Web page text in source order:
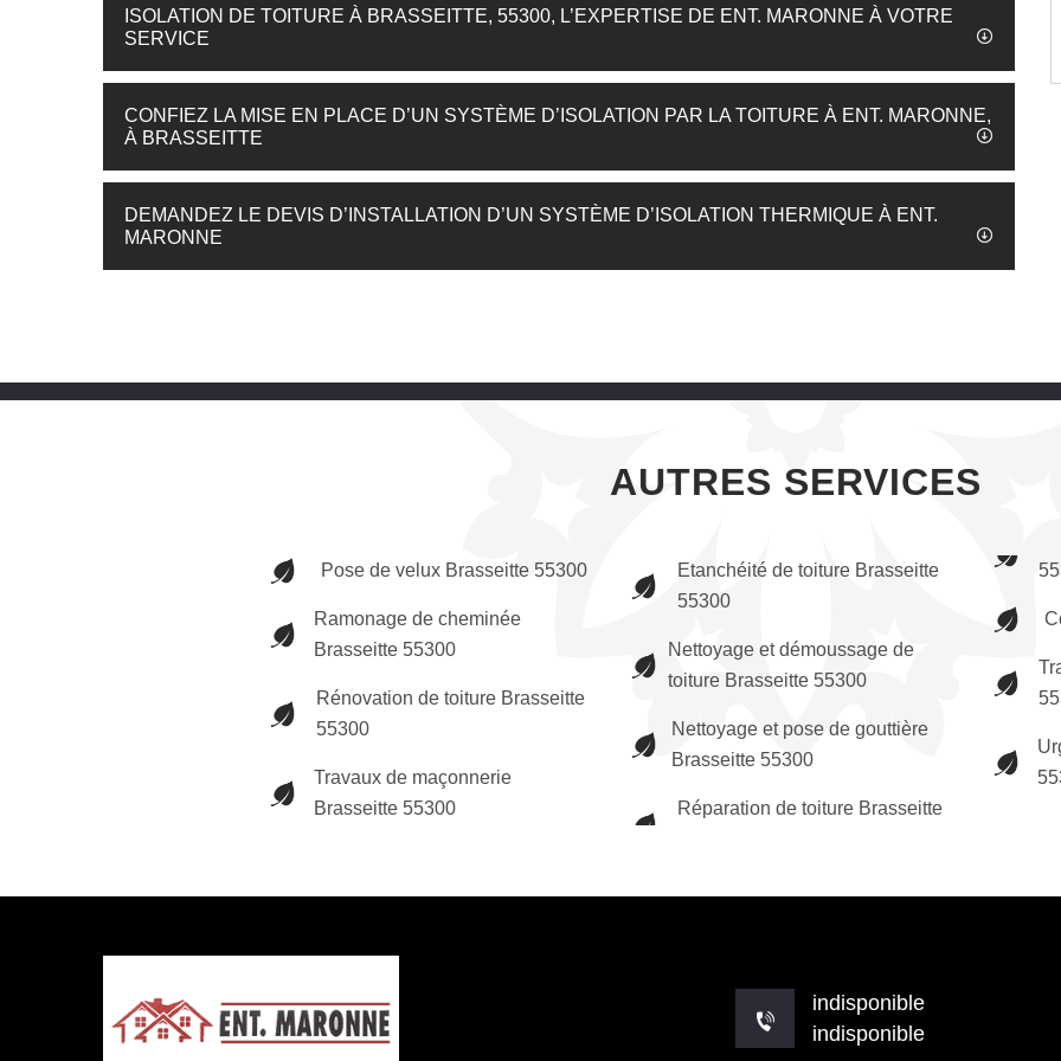
ISOLATION DE TOITURE À BRASSEITTE, 55300, L’EXPERTISE DE ENT. MARONNE À VOTRE
SERVICE
CONFIEZ LA MISE EN PLACE D’UN SYSTÈME D’ISOLATION PAR LA TOITURE À ENT. MARONNE,
À BRASSEITTE
DEMANDEZ LE DEVIS D’INSTALLATION D’UN SYSTÈME D’ISOLATION THERMIQUE À ENT.
MARONNE
AUTRES SERVICES
Pose de velux Brasseitte 55300
Ramonage de cheminée
Brasseitte 55300
Rénovation de toiture Brasseitte
55300
Travaux de maçonnerie
Brasseitte 55300
Etanchéité de toiture Brasseitte
55300
Nettoyage et démoussage de
toiture Brasseitte 55300
Nettoyage et pose de gouttière
Brasseitte 55300
Réparation de toiture Brasseitte
indisponible
indisponible